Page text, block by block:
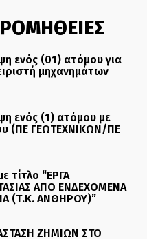
ενός (01) ατόμου για
μηχανημάτων
ενός (1) ατόμου με
(ΠΕ ΓΕΩΤΕΧΝΙΚΩΝ/ΠΕ
τίτλο “ΕΡΓΑ
ΑΠΟ ΕΝΔΕΧΟΜΕΝΑ
(Τ.Κ. ΑΝΘΗΡΟΥ)”
ΖΗΜΙΩΝ ΣΤΟ